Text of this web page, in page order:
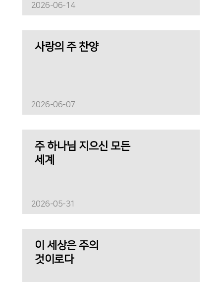
2026-06-14
사랑의 주 찬양
2026-06-07
주 하나님 지으신 모든
세계
2026-05-31
이 세상은 주의
것이로다